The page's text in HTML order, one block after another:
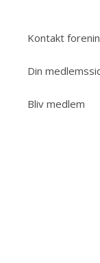
Kontakt
Din
Bliv medlem